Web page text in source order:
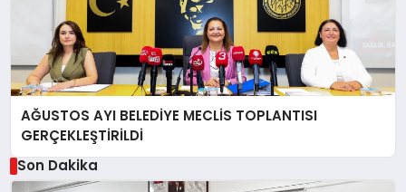
AĞUSTOS AYI BELEDİYE MECLİS TOPLANTISI
GERÇEKLEŞTİRİLDİ
Son Dakika